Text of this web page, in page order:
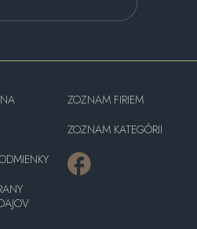
ZOZNAM FIRIEM
ZOZNAM KATEGÓRII